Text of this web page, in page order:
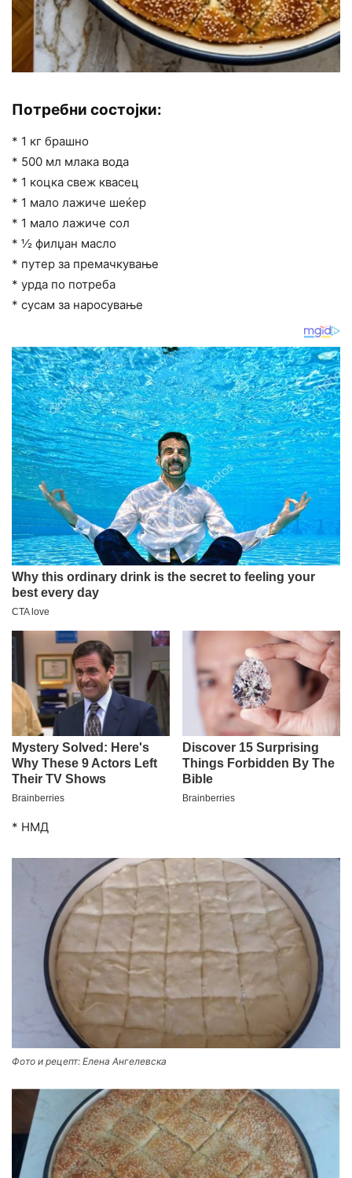
Потребни состојки:
* 1 кг брашно
* 500 мл млака вода
* 1 коцка свеж квасец
* 1 мало лажиче шеќер
* 1 мало лажиче сол
* ½ филџан масло
* путер за премачкување
* урда по потреба
* сусам за наросување
* НМД
Фото и рецепт: Елена Ангелевска